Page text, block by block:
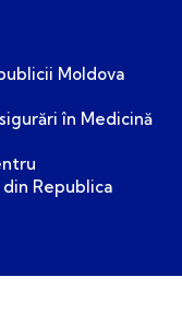
Moldova
în Medicină
Republica